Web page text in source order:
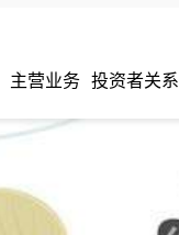
主营业务 投资者关系